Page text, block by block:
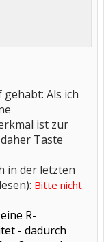
Als ich
ist zur
Taste
in der letzten
Bitte nicht
R-
- dadurch